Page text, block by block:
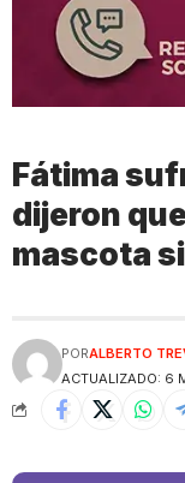
Fátima
dijeron
mascota
ACTUALIZADO: 6
PORALBERTO